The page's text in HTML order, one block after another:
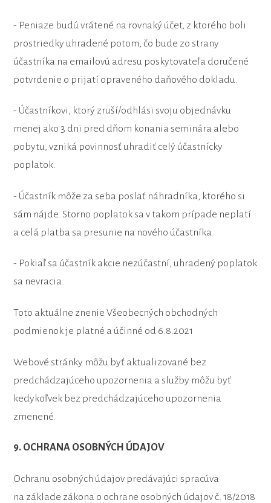
- Peniaze budú vrátené na rovnaký účet, z ktorého boli
prostriedky uhradené potom, čo bude zo strany
účastníka na emailovú adresu poskytovateľa doručené
potvrdenie o prijatí opraveného daňového dokladu.
- Účastníkovi, ktorý zruší/odhlási svoju objednávku
menej ako 3 dni pred dňom konania seminára alebo
pobytu, vzniká povinnosť uhradiť celý účastnícky
poplatok.
- Účastník môže za seba poslať náhradníka, ktorého si
sám nájde. Storno poplatok sa v takom prípade neplatí
a celá platba sa presunie na nového účastníka.
- Pokiaľ sa účastník akcie nezúčastní, uhradený poplatok
sa nevracia.
Toto aktuálne znenie Všeobecných obchodných
podmienok je platné a účinné od 6.8.2021
Webové stránky môžu byť aktualizované bez
predchádzajúceho upozornenia a služby môžu byť
kedykoľvek bez predchádzajúceho upozornenia
zmenené.
9. OCHRANA OSOBNÝCH ÚDAJOV
Ochranu osobných údajov predávajúci spracúva
na základe zákona o ochrane osobných údajov č. 18/2018